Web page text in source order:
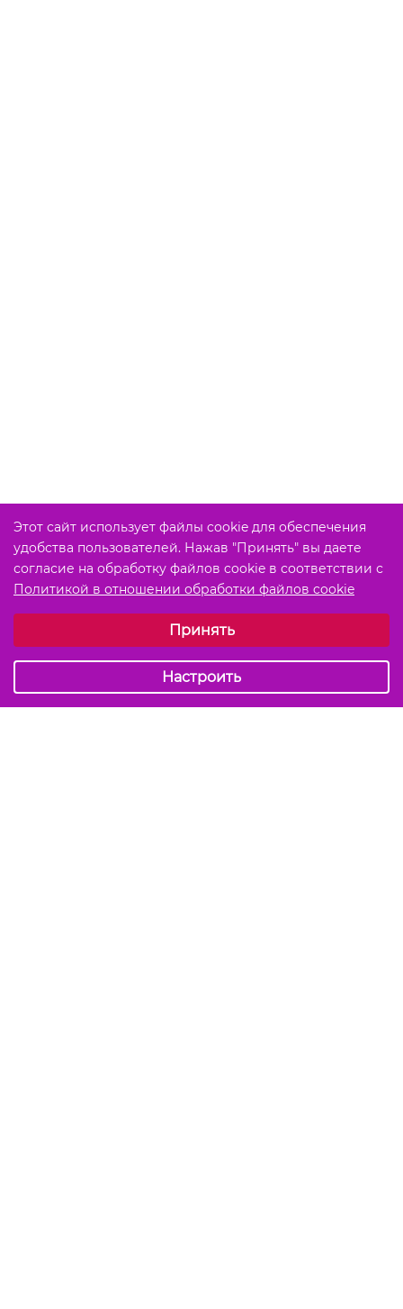
Этот сайт использует файлы cookie для обеспечения
удобства пользователей. Нажав "Принять" вы даете
согласие на обработку файлов cookie в соответствии с
Политикой в отношении обработки файлов cookie
Обязательные (технические)Принять
Настроить